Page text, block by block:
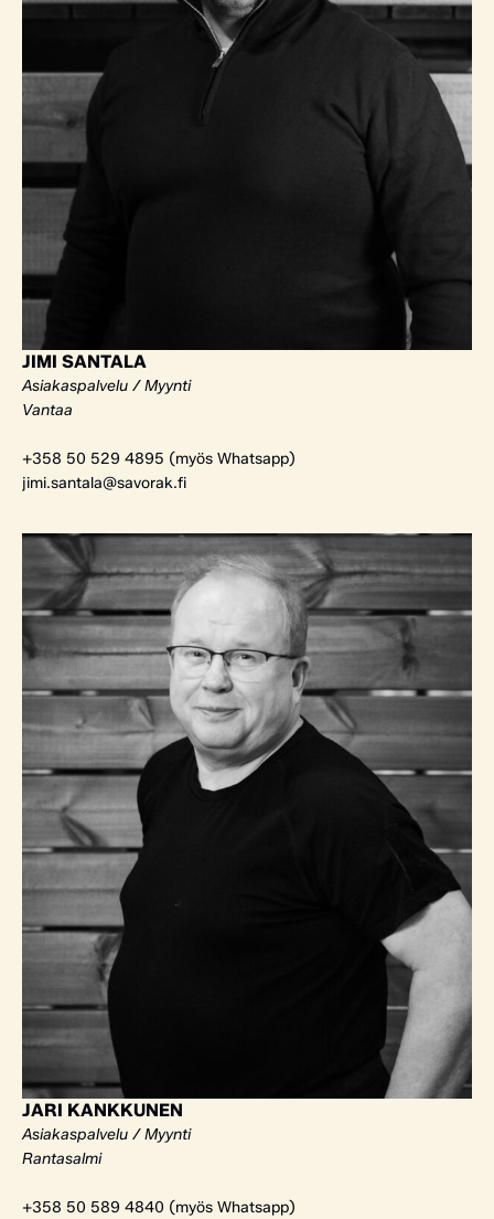
JIMI SANTALA
Asiakaspalvelu / Myynti
Vantaa
+358 50 529 4895 (myös Whatsapp)
jimi.santala@savorak.fi
JARI KANKKUNEN
Asiakaspalvelu / Myynti
Rantasalmi
+358 50 589 4840 (myös Whatsapp)